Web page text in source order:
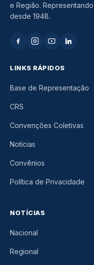
e Região.
desde 1948.
LINKS RÁPIDOS
Base de Representação
CRS
Convenções Coletivas
Notícias
Convênios
Política de Privacidade
NOTÍCIAS
Nacional
Regional